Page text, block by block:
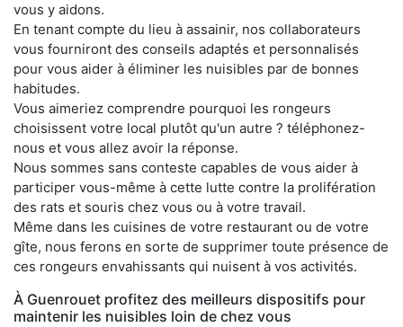
vous y aidons.
En tenant compte du lieu à assainir, nos collaborateurs
vous fourniront des conseils adaptés et personnalisés
pour vous aider à éliminer les nuisibles par de bonnes
habitudes.
Vous aimeriez comprendre pourquoi les rongeurs
choisissent votre local plutôt qu'un autre ? téléphonez-
nous et vous allez avoir la réponse.
Nous sommes sans conteste capables de vous aider à
participer vous-même à cette lutte contre la prolifération
des rats et souris chez vous ou à votre travail.
Même dans les cuisines de votre restaurant ou de votre
gîte, nous ferons en sorte de supprimer toute présence de
ces rongeurs envahissants qui nuisent à vos activités.
À Guenrouet profitez des meilleurs dispositifs pour
maintenir les nuisibles loin de chez vous